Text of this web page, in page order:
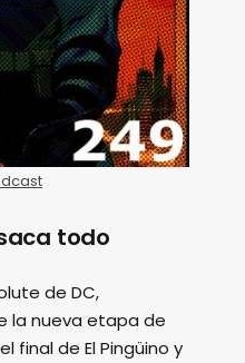
todo
de DC,
la nueva etapa de
final de El Pingüino y